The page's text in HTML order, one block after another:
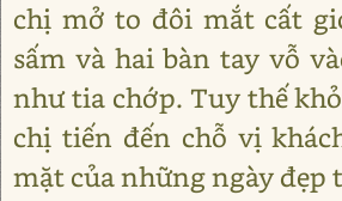
chị mở to đôi mắt cất
sấm và hai bàn tay vỗ
như tia chớp. Tuy thế
chị tiến đến chỗ vị
mặt của những ngày đẹp